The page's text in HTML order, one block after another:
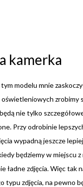
kamerka
modelu mnie
zrobimy
nie tylko
Przy odrobinie
wypadną jeszcze
będziemy w miejscu z
ładne zdjęcia. Więc tak
typu zdjęcia, na pewno